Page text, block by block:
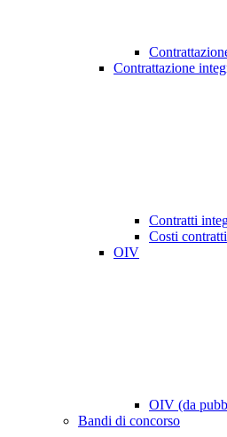
Contrattazione
Contratti
Costi
OIV
OIV (da
Bandi di concorso